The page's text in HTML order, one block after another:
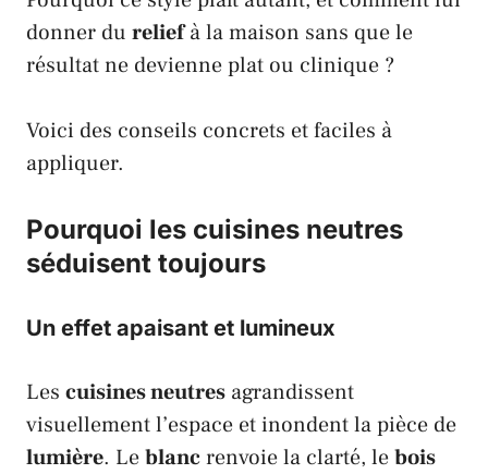
donner du reliefà la maison sans que le
résultat ne devienne plat ou clinique ?
Voici des conseils concrets et faciles à
appliquer.
Pourquoi les cuisines neutres
séduisent toujours
Un effet apaisant et lumineux
Les cuisines neutres agrandissent
visuellement l’espace et inondent la pièce de
lumière. Leblancrenvoie la clarté, lebois